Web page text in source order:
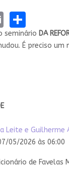
Email
seminário DA
É preciso
Leite e Guilherme
05/2026 às 06:00
de Favelas